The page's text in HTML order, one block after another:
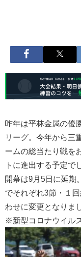
昨年は平林金属の優
リーグ。今年から三
ームの総当たり戦を
トに進出する予定で
開幕は9月5日に延期
でそれぞれ3節・１
わせに変更となりま
※新型コロナウイル